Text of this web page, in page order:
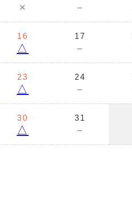
× －
16
△
17
－
23
△
24
－
30
△
31
－